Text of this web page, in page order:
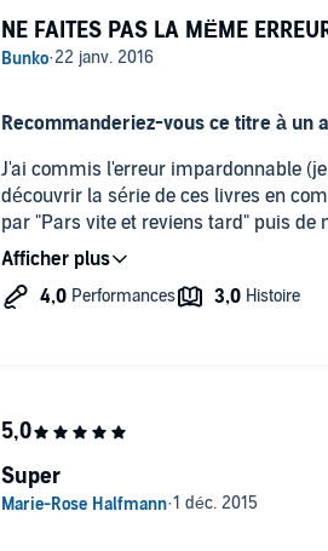
Recommanderiez-vous ce titre à un
J'ai commis l'erreur impardonnable
découvrir la série de ces livres en
par "Pars vite et reviens tard" puis de
même bien d'écouter ces livres dans
parution. Et là, en ce moment,
similitudes sont agaçantes ... Les 4
entendu sera moins désagréable.
NE FAITES PAS LA MËME
Super